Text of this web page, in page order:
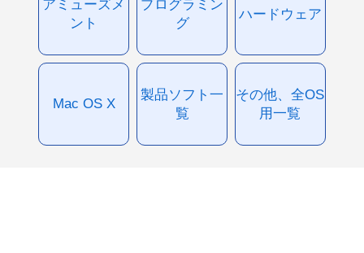
アミューズメ
ント
プログラミン
グ
ハードウェア
Mac OS X
製品ソフト一
覧
その他、全OS
用一覧